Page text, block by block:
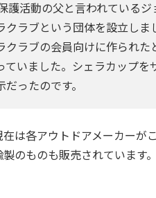
護活動の父と言われている
ラブという団体を設立しま
クラブの会員向けに作られ
ていました。シェラカップを
ったのです。
は各アウトドアメーカーが
のものも販売されています。